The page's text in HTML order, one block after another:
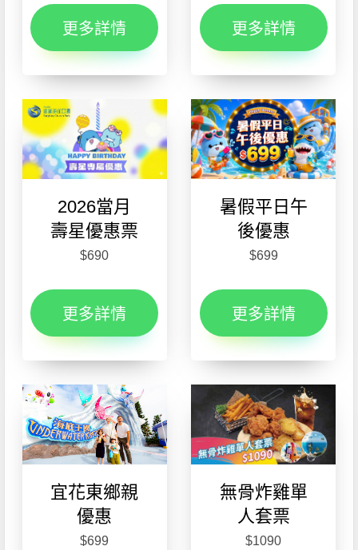
更多詳情 更多詳情
2026當月
壽星優惠票
$690
更多詳情
暑假平日午
後優惠
$699
更多詳情
宜花東鄉親
優惠
$699
無骨炸雞單
人套票
$1090